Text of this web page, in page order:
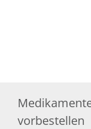
vorbestellen